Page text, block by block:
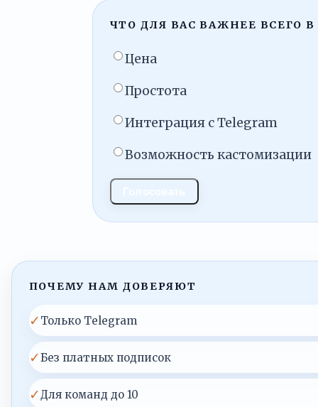
ЧТО ДЛЯ ВАС ВАЖНЕЕ ВСЕГО В
Цена
Простота
Интеграция с Telegram
Возможность кастомизации
ПОЧЕМУ НАМ ДОВЕРЯЮТ
✓ Только Telegram
✓Без платных подписок
✓ Для команд до 10